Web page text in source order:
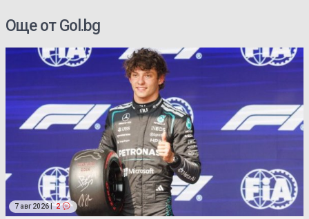
Още от Gol.bg
7 авг 2026 | 2